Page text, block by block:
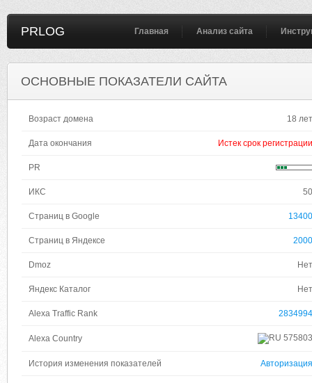
PRLOG Главная Анализ сайта
ОСНОВНЫЕ ПОКАЗАТЕЛИ САЙТА
Возраст домена 18 лет
Дата окончания Истек срок регистрации
PR
ИКС 50
Страниц в Google 13400
Страниц в Яндексе 2000
Dmoz Нет
Яндекс Каталог Нет
Alexa Traffic Rank 2834994
Alexa Country 575803
История изменения показателей Авторизация